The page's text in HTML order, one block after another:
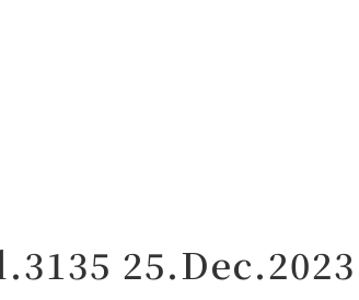
25.Dec.2023